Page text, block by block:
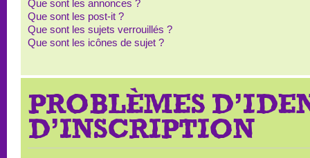
Que sont les annonces ?
Que sont les post-it ?
Que sont les sujets verrouillés ?
Que sont les icônes de sujet ?
PROBLÈMES
D’INSCRIPTION